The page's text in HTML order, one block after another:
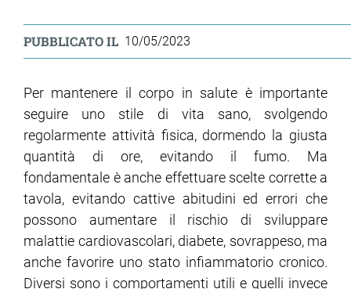
PUBBLICATO IL 10/05/2023
Per mantenere il corpo in salute è importante
seguire uno stile di vita sano, svolgendo
regolarmente attività fisica, dormendo la giusta
quantità di ore, evitando il fumo. Ma
fondamentale è anche effettuare scelte corrette a
tavola, evitando cattive abitudini ed errori che
possono aumentare il rischio di sviluppare
malattie cardiovascolari, diabete, sovrappeso, ma
anche favorire uno stato infiammatorio cronico.
Diversi sono i comportamenti utili e quelli invece